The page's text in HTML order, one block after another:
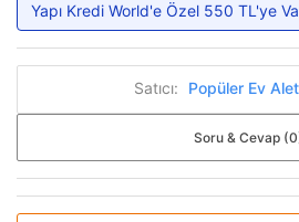
Yapı Kredi World'e Özel 550 TL'ye
Satıcı: Popüler Ev
Soru & Cevap